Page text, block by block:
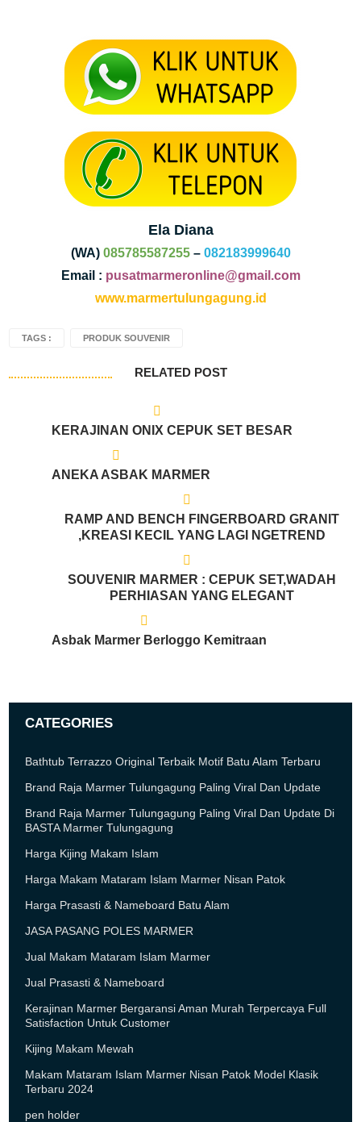
Ela Diana
(WA) 085785587255– 082183999640
Email : pusatmarmeronline@gmail.com
www.marmertulungagung.id
TAGS : PRODUK SOUVENIR
RELATED POST
KERAJINAN ONIX CEPUK SET BESAR
ANEKA ASBAK MARMER
RAMP AND BENCH FINGERBOARD GRANIT
,KREASI KECIL YANG LAGI NGETREND
SOUVENIR MARMER : CEPUK SET,WADAH
PERHIASAN YANG ELEGANT
Asbak Marmer Berloggo Kemitraan
CATEGORIES
Bathtub Terrazzo Original Terbaik Motif Batu Alam Terbaru
Brand Raja Marmer Tulungagung Paling Viral Dan Update
Brand Raja Marmer Tulungagung Paling Viral Dan Update Di
BASTA Marmer Tulungagung
Harga Kijing Makam Islam
Harga Makam Mataram Islam Marmer Nisan Patok
Harga Prasasti & Nameboard Batu Alam
JASA PASANG POLES MARMER
Jual Makam Mataram Islam Marmer
Jual Prasasti & Nameboard
Kerajinan Marmer Bergaransi Aman Murah Terpercaya Full
Satisfaction Untuk Customer
Kijing Makam Mewah
Makam Mataram Islam Marmer Nisan Patok Model Klasik
Terbaru 2024
pen holder